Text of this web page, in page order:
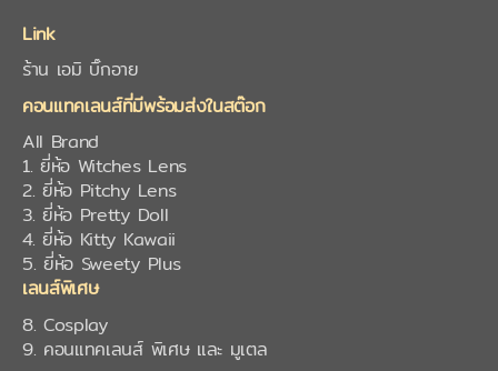
Link
ร้าน เอมิ บิ๊กอาย
คอนแทคเลนส์ที่มีพร้อมส่งในสต๊อก
All Brand
1. ยี่ห้อ Witches Lens
2. ยี่ห้อ Pitchy Lens
3. ยี่ห้อ Pretty Doll
4. ยี่ห้อ Kitty Kawaii
5. ยี่ห้อ Sweety Plus
เลนส์พิเศษ
8. Cosplay
9. คอนแทคเลนส์ พิเศษ และ มูเตล